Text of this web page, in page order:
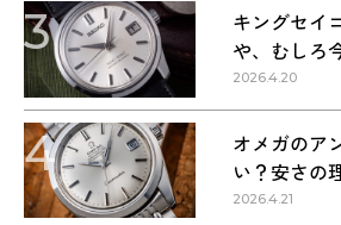
3
キングセイ
や、むしろ
由
2026.4.20
4
オメガのア
い？安さの
狙い目な理由
2026.4.21